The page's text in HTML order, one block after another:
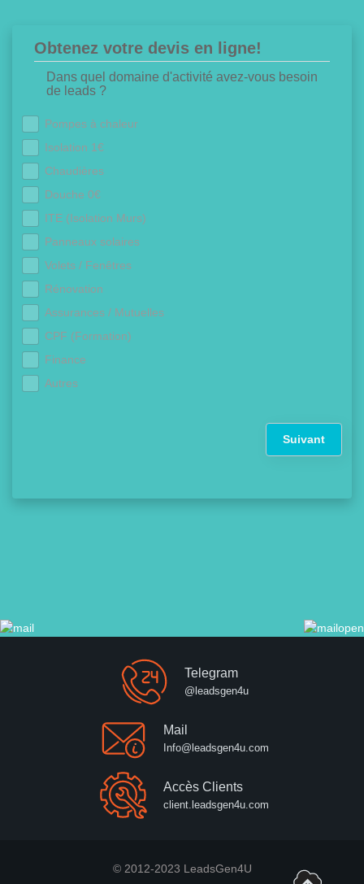
Obtenez votre devis en ligne!
Dans quel domaine d'activité avez-vous besoin
de leads ?
Pompes à chaleur
Isolation 1€
Chaudières
Douche 0€
ITE (Isolation Murs)
Panneaux solaires
Volets / Fenêtres
Rénovation
Assurances / Mutuelles
CPF (Formation)
Finance
Autres
Suivant
Telegram
@leadsgen4u
Mail
Info@leadsgen4u.com
Accès Clients
client.leadsgen4u.com
© 2012-2023 LeadsGen4U